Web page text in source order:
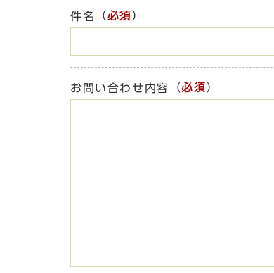
件名 （必須）
お問い合わせ内容 （必須）